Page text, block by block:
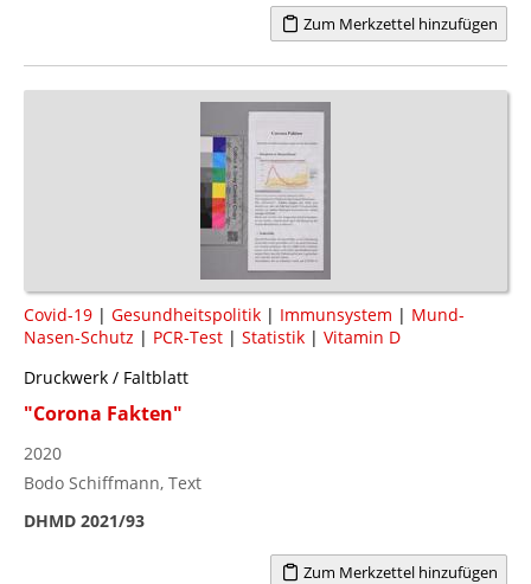
Zum Merkzettel hinzufügen
Covid-19 | Gesundheitspolitik | Immunsystem | Mund-
Nasen-Schutz | PCR-Test | Statistik | Vitamin D
Druckwerk / Faltblatt
"Corona Fakten"
2020
Bodo Schiffmann, Text
DHMD 2021/93
Zum Merkzettel hinzufügen